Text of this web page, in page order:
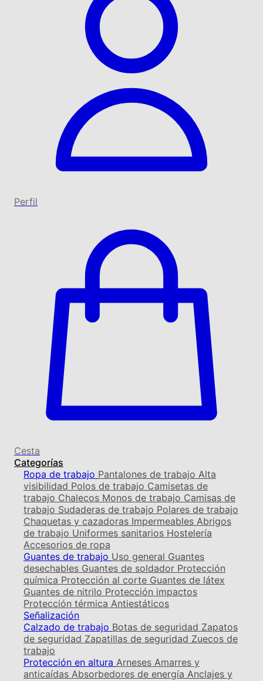
Perfil
Cesta
Categorías
Ropa de trabajo Pantalones de trabajo Alta
visibilidad Polos de trabajo Camisetas de
trabajo Chalecos Monos de trabajo Camisas de
trabajo Sudaderas de trabajo Polares de trabajo
Chaquetas y cazadoras Impermeables Abrigos
de trabajo Uniformes sanitarios Hostelería
Accesorios de ropa
Guantes de trabajo Uso general Guantes
desechables Guantes de soldador Protección
química Protección al corte Guantes de látex
Guantes de nitrilo Protección impactos
Protección térmica Antiestáticos
Señalización
Calzado de trabajo Botas de seguridad Zapatos
de seguridad Zapatillas de seguridad Zuecos de
trabajo
Protección en altura Arneses Amarres y
anticaídas Absorbedores de energía Anclajes y